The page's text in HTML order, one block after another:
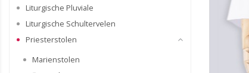
Liturgische Pluviale
Liturgische Schultervelen
Priesterstolen
Marienstolen